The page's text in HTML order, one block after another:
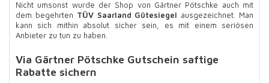
Nicht umsonst wurde der Shop von Gärtner Pötschke auch mit
dem begehrten TÜV Saarland Gütesiegel ausgezeichnet. Man
kann sich mithin absolut sicher sein, es mit einem seriösen
Anbieter zu tun zu haben.
Via Gärtner Pötschke Gutschein saftige
Rabatte sichern